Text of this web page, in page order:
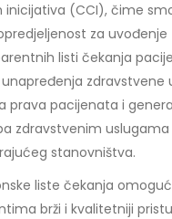
inicijativa (CCI), čime
za uvođenje
listi čekanja
zdravstvene
prava pacijenata i
zdravstvenim uslugama
stanovništva.
liste čekanja
brži i kvalitetniji